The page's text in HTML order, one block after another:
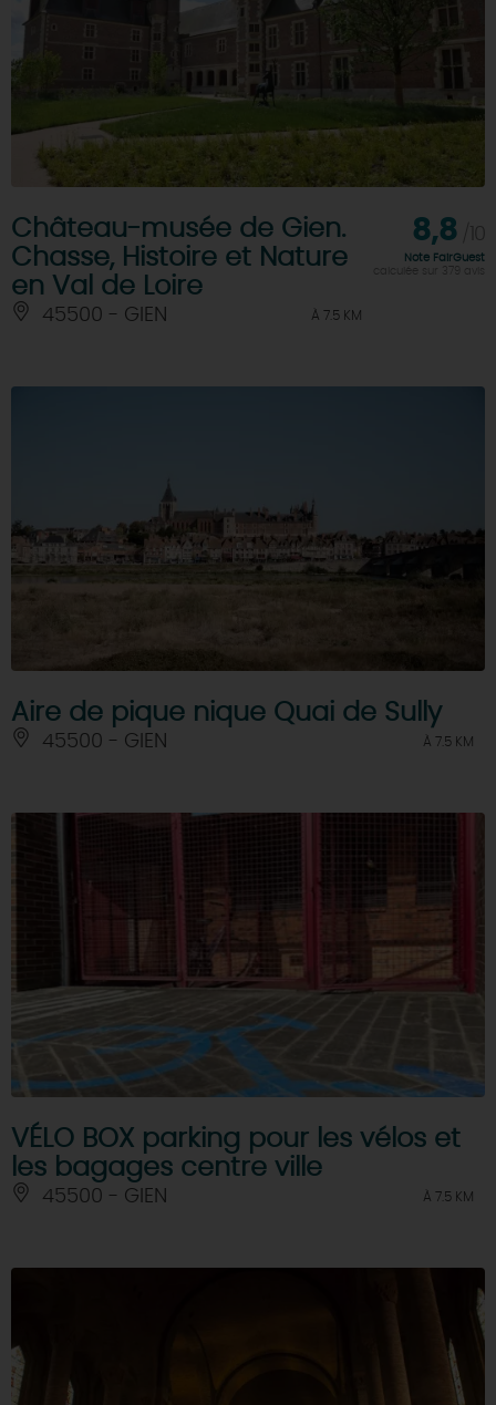
Château-musée de Gien.
Chasse, Histoire et Nature
en Val de Loire
45500 - GIEN À 7.5 KM
8,8
Note FairGuest
calculée sur 379 avis
Aire de pique nique Quai de Sully
45500 - GIEN À 7.5 KM
VÉLO BOX parking pour les vélos et
les bagages centre ville
45500 - GIEN À 7.5 KM